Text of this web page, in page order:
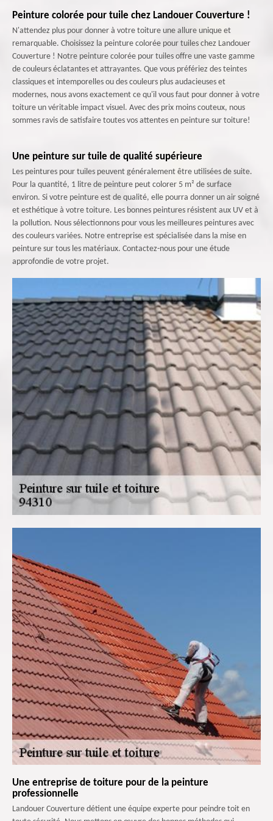
Peinture colorée pour tuile chez Landouer Couverture !
N'attendez plus pour donner à votre toiture une allure unique et
remarquable. Choisissez la peinture colorée pour tuiles chez Landouer
Couverture ! Notre peinture colorée pour tuiles offre une vaste gamme
de couleurs éclatantes et attrayantes. Que vous préfériez des teintes
classiques et intemporelles ou des couleurs plus audacieuses et
modernes, nous avons exactement ce qu'il vous faut pour donner à votre
toiture un véritable impact visuel. Avec des prix moins couteux, nous
sommes ravis de satisfaire toutes vos attentes en peinture sur toiture!
Une peinture sur tuile de qualité supérieure
Les peintures pour tuiles peuvent généralement être utilisées de suite.
Pour la quantité, 1 litre de peinture peut colorer 5 m² de surface
environ. Si votre peinture est de qualité, elle pourra donner un air soigné
et esthétique à votre toiture. Les bonnes peintures résistent aux UV et à
la pollution. Nous sélectionnons pour vous les meilleures peintures avec
des couleurs variées. Notre entreprise est spécialisée dans la mise en
peinture sur tous les matériaux. Contactez-nous pour une étude
approfondie de votre projet.
Une entreprise de toiture pour de la peinture
professionnelle
Landouer Couverture détient une équipe experte pour peindre toit en